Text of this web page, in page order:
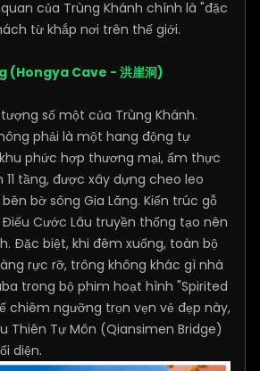
của Trùng Khánh chính là "đặc
từ khắp nơi trên thế giới.
(Hongya Cave - 洪崖洞)
số một của Trùng Khánh.
phải là một hang động tự
phức hợp thương mại, ẩm thực
tầng, được xây dựng cheo leo
bờ sông Gia Lăng. Kiến trúc gỗ
Cước Lâu truyền thống tạo nên
Đặc biệt, khi đêm xuống, toàn bộ
rực rỡ, trông không khác gì nhà
trong bộ phim hoạt hình "Spirited
chiêm ngưỡng trọn vẹn vẻ đẹp này,
Thiên Tự Môn (Qiansimen Bridge)
diện.